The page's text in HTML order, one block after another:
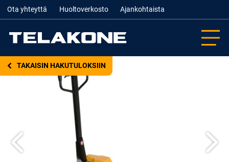
Ota yhteyttä Huoltoverkosto Ajankohtaista
TAKAISIN HAKUTULOKSIIN
Edellinen